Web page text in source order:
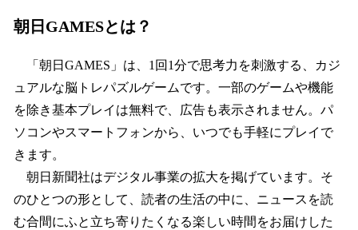
朝日GAMESとは？
「朝日GAMES」は、1回1分で思考力を刺激する、カジ
ュアルな脳トレパズルゲームです。一部のゲームや機能
を除き基本プレイは無料で、広告も表示されません。パ
ソコンやスマートフォンから、いつでも手軽にプレイで
きます。
朝日新聞社はデジタル事業の拡大を掲げています。そ
のひとつの形として、読者の生活の中に、ニュースを読
む合間にふと立ち寄りたくなる楽しい時間をお届けした